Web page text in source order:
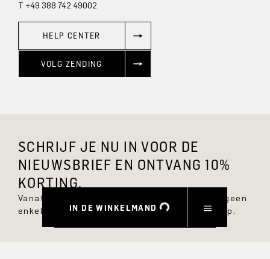
IN DE WINKELMAND
T +49 388 742 49002
HELP CENTER
VOLG ZENDING
SCHRIJF JE NU IN VOOR DE
NIEUWSBRIEF EN ONTVANG 10%
KORTING.
Vanaf nu ben je altijd op de hoogte en mis je geen
enkele nieuwe stijl in de DRYKORN online shop.